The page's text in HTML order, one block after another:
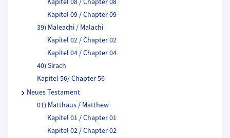
Kapitel 08 / Chapter 08
Kapitel 09 / Chapter 09
39) Maleachi / Malachi
Kapitel 02 / Chapter 02
Kapitel 04 / Chapter 04
40) Sirach
Kapitel 56/ Chapter 56
Neues Testament
01) Matthäus / Matthew
Kapitel 01 / Chapter 01
Kapitel 02 / Chapter 02